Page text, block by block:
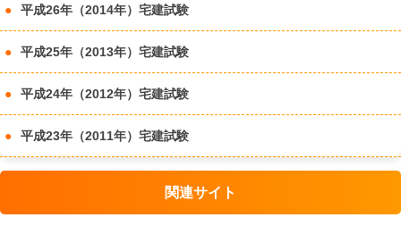
平成26年（2014年）宅建試験
平成25年（2013年）宅建試験
平成24年（2012年）宅建試験
平成23年（2011年）宅建試験
関連サイト